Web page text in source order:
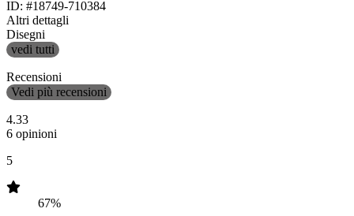
ID: #18749-710384
Altri dettagli
Disegni
vedi tutti
Recensioni
Vedi più recensioni
4.33
6 opinioni
5
67%